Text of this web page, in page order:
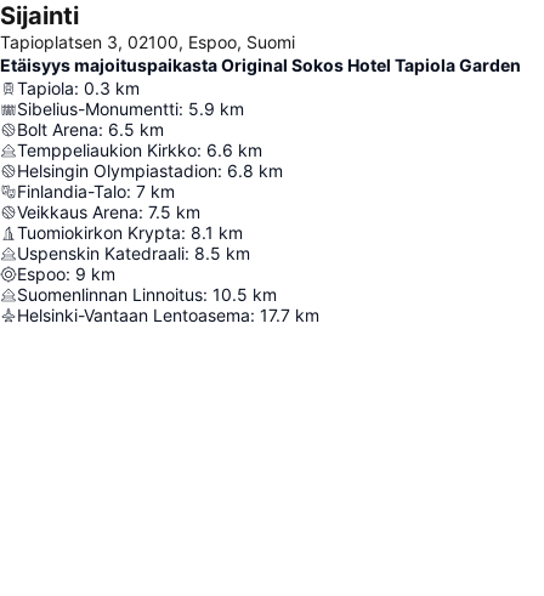
Sijainti
Tapioplatsen 3, 02100, Espoo, Suomi
Etäisyys majoituspaikasta Original Sokos Hotel Tapiola Garden
Tapiola: 0.3 km
Sibelius-Monumentti: 5.9 km
Bolt Arena: 6.5 km
Temppeliaukion Kirkko: 6.6 km
Helsingin Olympiastadion: 6.8 km
Finlandia-Talo: 7 km
Veikkaus Arena: 7.5 km
Tuomiokirkon Krypta: 8.1 km
Uspenskin Katedraali: 8.5 km
Espoo: 9 km
Suomenlinnan Linnoitus: 10.5 km
Helsinki-Vantaan Lentoasema: 17.7 km